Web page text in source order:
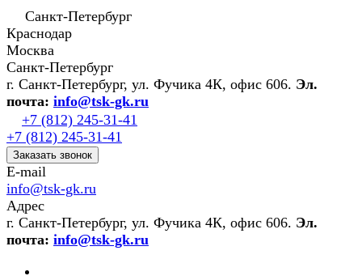
Санкт-Петербург
Краснодар
Москва
Санкт-Петербург
г. Санкт-Петербург, ул. Фучика 4К, офис 606. Эл.
почта: info@tsk-gk.ru
+7 (812) 245-31-41
+7 (812) 245-31-41
Заказать звонок
E-mail
info@tsk-gk.ru
Адрес
г. Санкт-Петербург, ул. Фучика 4К, офис 606. Эл.
почта: info@tsk-gk.ru